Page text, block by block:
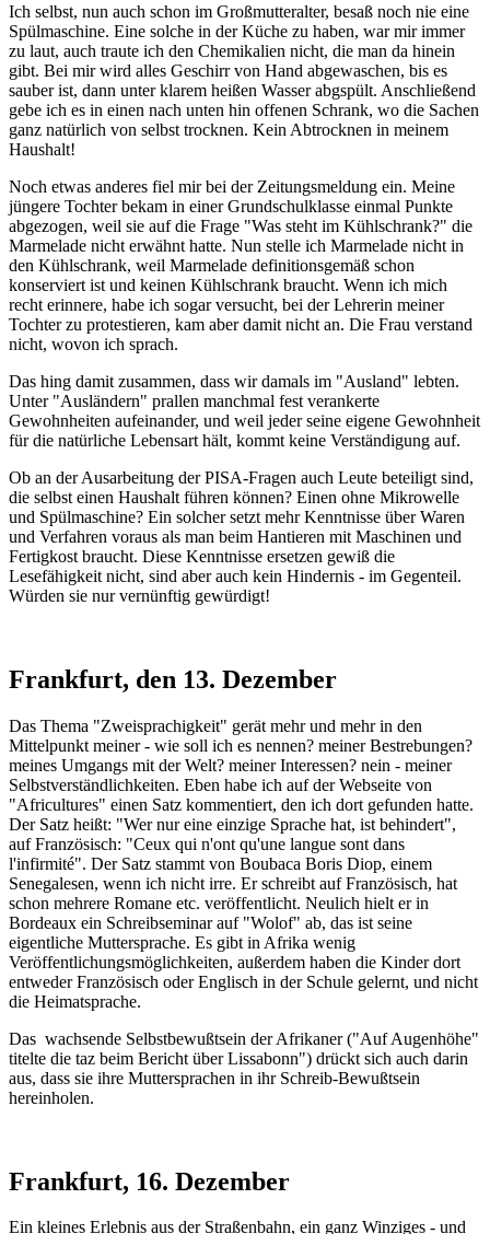
Ich selbst, nun auch schon im Großmutteralter, besaß noch nie eine
Spülmaschine. Eine solche in der Küche zu haben, war mir immer
zu laut, auch traute ich den Chemikalien nicht, die man da hinein
gibt. Bei mir wird alles Geschirr von Hand abgewaschen, bis es
sauber ist, dann unter klarem heißen Wasser abgspült. Anschließend
gebe ich es in einen nach unten hin offenen Schrank, wo die Sachen
ganz natürlich von selbst trocknen. Kein Abtrocknen in meinem
Haushalt!
Noch etwas anderes fiel mir bei der Zeitungsmeldung ein. Meine
jüngere Tochter bekam in einer Grundschulklasse einmal Punkte
abgezogen, weil sie auf die Frage "Was steht im Kühlschrank?" die
Marmelade nicht erwähnt hatte. Nun stelle ich Marmelade nicht in
den Kühlschrank, weil Marmelade definitionsgemäß schon
konserviert ist und keinen Kühlschrank braucht. Wenn ich mich
recht erinnere, habe ich sogar versucht, bei der Lehrerin meiner
Tochter zu protestieren, kam aber damit nicht an. Die Frau verstand
nicht, wovon ich sprach.
Das hing damit zusammen, dass wir damals im "Ausland" lebten.
Unter "Ausländern" prallen manchmal fest verankerte
Gewohnheiten aufeinander, und weil jeder seine eigene Gewohnheit
für die natürliche Lebensart hält, kommt keine Verständigung auf.
Ob an der Ausarbeitung der PISA-Fragen auch Leute beteiligt sind,
die selbst einen Haushalt führen können? Einen ohne Mikrowelle
und Spülmaschine? Ein solcher setzt mehr Kenntnisse über Waren
und Verfahren voraus als man beim Hantieren mit Maschinen und
Fertigkost braucht. Diese Kenntnisse ersetzen gewiß die
Lesefähigkeit nicht, sind aber auch kein Hindernis - im Gegenteil.
Würden sie nur vernünftig gewürdigt!
Frankfurt, den 13. Dezember
Das Thema "Zweisprachigkeit" gerät mehr und mehr in den
Mittelpunkt meiner - wie soll ich es nennen? meiner Bestrebungen?
meines Umgangs mit der Welt? meiner Interessen? nein - meiner
Selbstverständlichkeiten. Eben habe ich auf der Webseite von
"Africultures" einen Satz kommentiert, den ich dort gefunden hatte.
Der Satz heißt: "Wer nur eine einzige Sprache hat, ist behindert",
auf Französisch: "Ceux qui n'ont qu'une langue sont dans
l'infirmité". Der Satz stammt von Boubaca Boris Diop, einem
Senegalesen, wenn ich nicht irre. Er schreibt auf Französisch, hat
schon mehrere Romane etc. veröffentlicht. Neulich hielt er in
Bordeaux ein Schreibseminar auf "Wolof" ab, das ist seine
eigentliche Muttersprache. Es gibt in Afrika wenig
Veröffentlichungsmöglichkeiten, außerdem haben die Kinder dort
entweder Französisch oder Englisch in der Schule gelernt, und nicht
die Heimatsprache.
Das wachsende Selbstbewußtsein der Afrikaner ("Auf Augenhöhe"
titelte die taz beim Bericht über Lissabonn") drückt sich auch darin
aus, dass sie ihre Muttersprachen in ihr Schreib-Bewußtsein
hereinholen.
Frankfurt, 16. Dezember
Ein kleines Erlebnis aus der Straßenbahn, ein ganz Winziges - und